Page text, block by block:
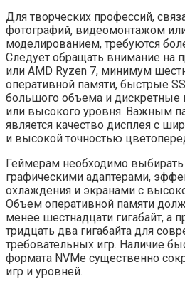
Для творческих профессий,
фотографий, видеомонтажом
моделированием, требуются
Следует обращать внимание на
или AMD Ryzen 7, минимум
оперативной памяти, быстрые
большого объема и дискретные
или высокого уровня. Важным
является качество дисплея с
и высокой точностью
Геймерам необходимо
графическими адаптерами,
охлаждения и экранами с
Объем оперативной памяти
менее шестнадцати гигабайт, а
тридцать два гигабайта для
требовательных игр. Наличие
формата NVMe существенно
игр и уровней.